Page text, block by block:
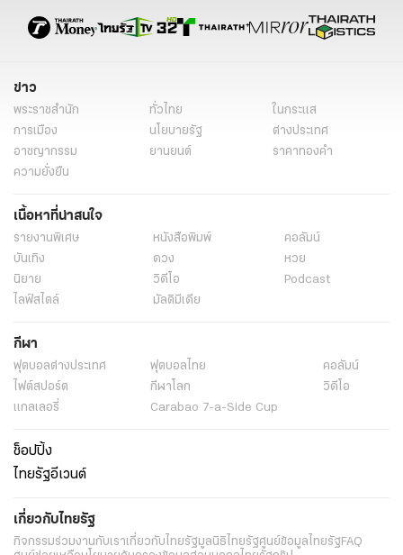
ข่าว
พระราชสำนัก ทั่วไทย
ในกระแส
การเมือง
นโยบายรัฐ
ต่างประเทศ
อาชญากรรม
ยานยนต์
ราคาทองคำ
ความยั่งยืน
เนื้อหาที่น่าสนใจ
รายงานพิเศษ หนังสือพิมพ์
คอลัมน์
บันเทิง
ดวง
หวย
นิยาย
วิดีโอ
Podcast
ไลฟ์สไตล์
มัลติมีเดีย
กีฬา
ฟุตบอลต่่างประเทศ ฟุตบอลไทย
คอลัมน์
ไฟต์สปอร์ต
กีฬาโลก
วิดีโอ
แกลเลอรี่
Carabao 7-a-Side Cup
ช็อปปิ้ง
ไทยรัฐอีเวนต์
เกี่ยวกับไทยรัฐ
กิจกรรมร่วมงานกับเราเกี่ยวกับไทยรัฐมูลนิธิไทยรัฐศูนย์ข้อมูลไทยรัฐFAQ